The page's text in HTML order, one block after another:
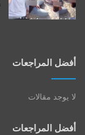
أفضل المراجعات
لا يوجد مقالات
أفضل المراجعات